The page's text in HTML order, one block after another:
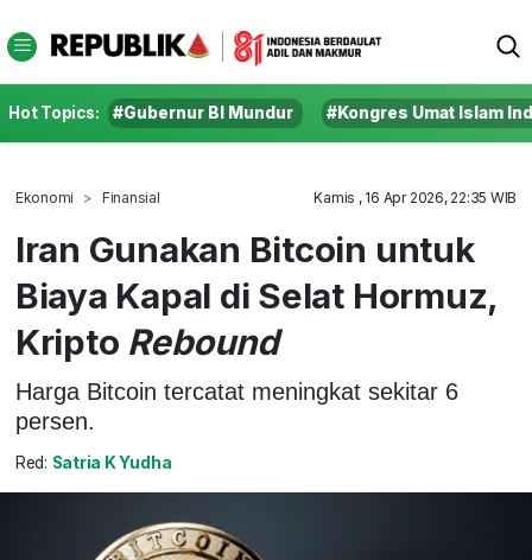
Hot Topics: #Gubernur BI Mundur #Kongres Umat Islam
Ekonomi Finansial Kamis , 16 Apr 2026, 22:35 WIB
Iran Gunakan Bitcoin untuk
Biaya Kapal di Selat Hormuz,
Kripto Rebound
Harga Bitcoin tercatat meningkat sekitar 6
persen.
Red: Satria K Yudha